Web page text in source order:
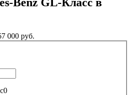
Benz GL-Класс в
000 руб.
0